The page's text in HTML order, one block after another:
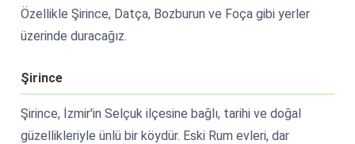
Özellikle Şirince, Datça, Bozburun ve Foça gibi yerler
üzerinde duracağız.
Şirince
Şirince, İzmir'in Selçuk ilçesine bağlı, tarihi ve doğal
güzellikleriyle ünlü bir köydür. Eski Rum evleri, dar